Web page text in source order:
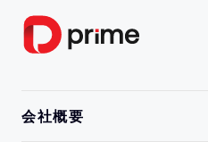
会社概要